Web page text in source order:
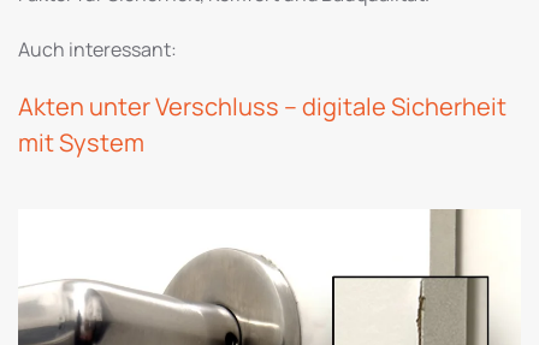
Auch interessant:
Akten unter Verschluss – digitale Sicherheit
mit System